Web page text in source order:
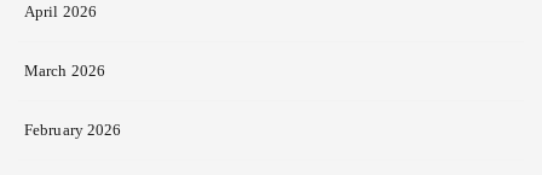
April 2026
March 2026
February 2026